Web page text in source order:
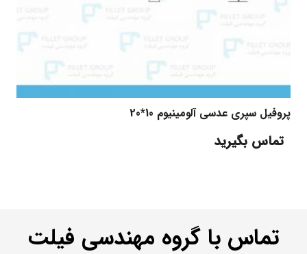
پروفیل سپری عدسی آلومینیوم 10*20
تماس بگیرید
تماس با گروه مهندسی فیلت